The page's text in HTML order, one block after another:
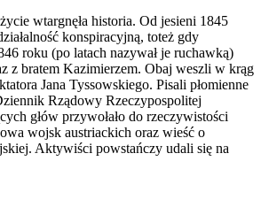
wtargnęła historia. Od jesieni 1845
konspiracyjną, toteż gdy
roku (po latach nazywał je ruchawką)
z bratem Kazimierzem. Obaj weszli w krąg
Jana Tyssowskiego. Pisali płomienne
Rządowy Rzeczypospolitej
głów przywołało do rzeczywistości
wojsk austriackich oraz wieść o
Aktywiści powstańczy udali się na